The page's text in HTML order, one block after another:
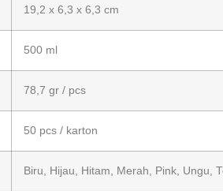
19,2 x 6,3 x 6,3 cm
500 ml
78,7 gr / pcs
50 pcs / karton
Biru, Hijau, Hitam, Merah, Pink, Ungu,